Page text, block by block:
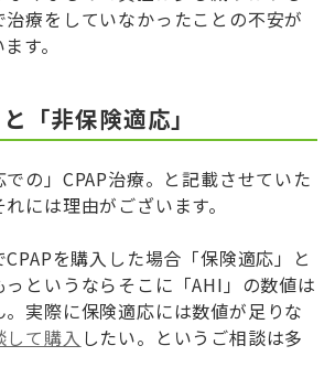
療をしていなかったことの不安が
す。
「非保険適応」
での」CPAP治療。と記載させていた
には理由がございます。
を購入した場合「保険適応」と
というならそこに「AHI」の数値は
実際に保険適応には数値が足りな
て購入 したい。というご相談は多